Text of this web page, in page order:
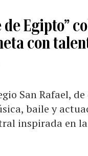
de Egipto”
con
San Rafael,
baile y
inspirada en